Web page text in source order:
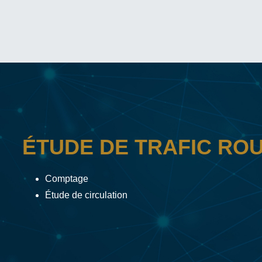
ÉTUDE DE TRAFIC
Comptage
Étude de circulation